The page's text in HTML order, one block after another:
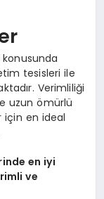
tesisleri ile
Verimliliği
uzun ömürlü
için en ideal
en iyi
ve